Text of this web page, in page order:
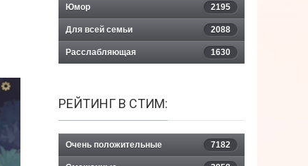
Юмор 2195
Для всей семьи 2088
Расслабляющая 1630
РЕЙТИНГ В СТИМ:
Очень положительные 7182